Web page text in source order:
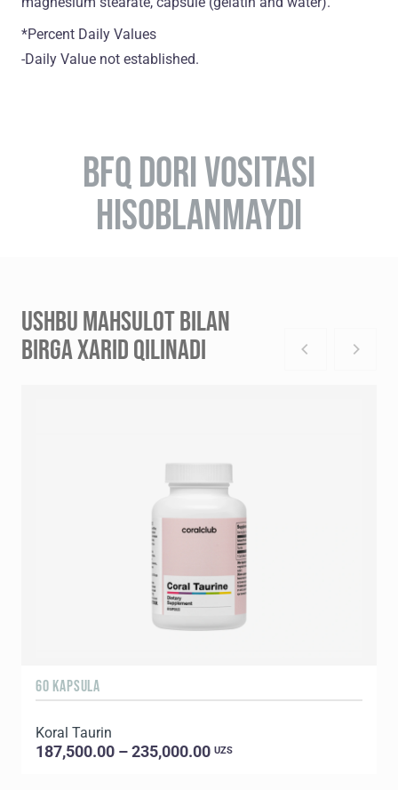
*Percent Daily Values
-Daily Value not established.
BFQ DORI VOSITASI
HISOBLANMAYDI
USHBU MAHSULOT BILAN
BIRGA XARID QILINADI
60 KAPSULA
Koral Taurin
187,500.00 – 235,000.00 UZS